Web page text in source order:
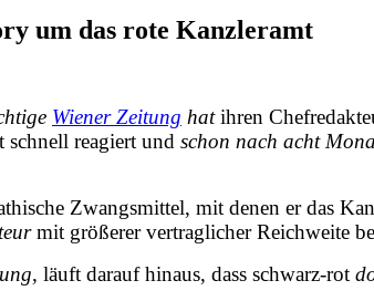
um das rote Kanzleramt
Wiener Zeitung hatihren
schnell reagiert und schon nach acht
Zwangsmittel, mit denen er das
mit größerer vertraglicher Reichweite
läuft darauf hinaus, dass schwarz-rot